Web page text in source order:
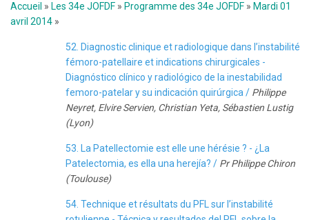
Accueil » Les 34e JOFDF » Programme des 34e JOFDF » Mardi 01
avril 2014 »
52. Diagnostic clinique et radiologique dans l’instabilité
fémoro-patellaire et indications chirurgicales -
Diagnóstico clínico y radiológico de la inestabilidad
femoro-patelar y su indicación quirúrgica / Philippe
Neyret, Elvire Servien, Christian Yeta, Sébastien Lustig
(Lyon)
53. La Patellectomie est elle une hérésie ? - ¿La
Patelectomia, es ella una herejía? / Pr Philippe Chiron
(Toulouse)
54. Technique et résultats du PFL sur l’instabilité